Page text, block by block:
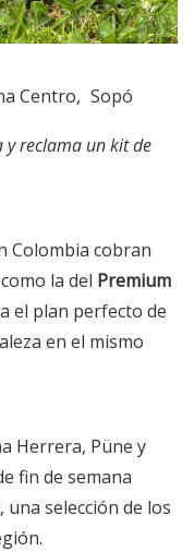
Centro Sopó
y reclama un kit de
Colombia cobran
la del Premium
el plan perfecto de
en el mismo
Herrera, Püne y
fin de semana
selección de los